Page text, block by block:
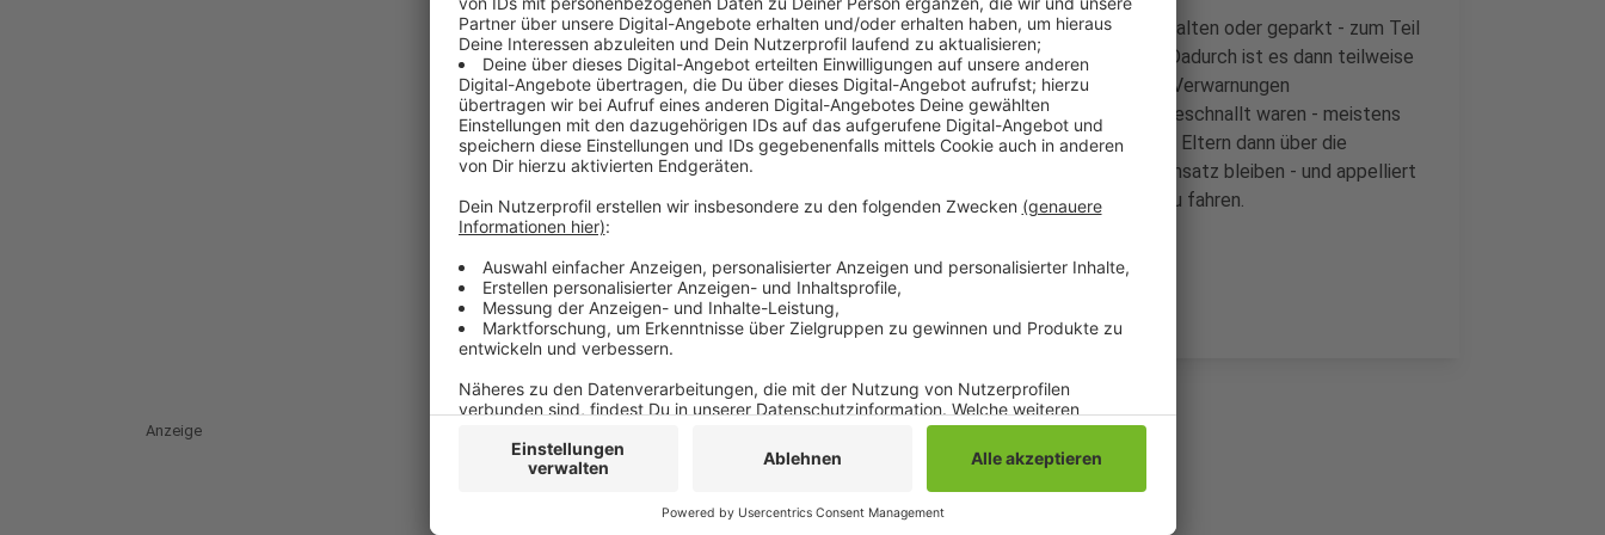
Besonders auffällig: Viele Eltern haben mit ihren Autos falsch gehalten oder geparkt - zum Teil
auf Geh- oder Radwegen oder auf der Straße mit Warnblinklicht. Dadurch ist es dann teilweise
auch zu längeren Rückstaus gekommen. Die Polizei hat über 150 Verwarnungen
ausgesprochen. Sie hat auch kontrolliert, ob die Kinder richtig angeschnallt waren - meistens
sei das nicht der Fall gewesen, heißt es. Hier habe man Kinder und Eltern dann über die
Gefahren aufgeklärt. Die Polizei wird weiter vor den Schulen im Einsatz bleiben - und appelliert
nochmal an alle Verkehrsteilnehmer, aufmerksam und vorsichtig zu fahren.
Anzeige